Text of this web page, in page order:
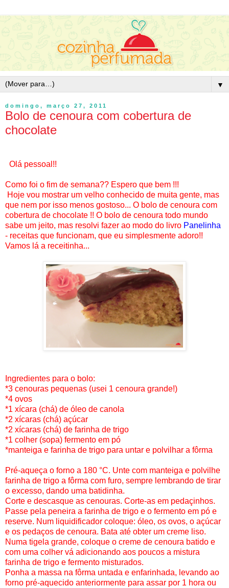
▼
domingo, março 27, 2011
Bolo de cenoura com cobertura de
chocolate
Olá pessoal!!
Como foi o fim de semana?? Espero que bem !!!
Hoje vou mostrar um velho conhecido de muita gente, mas
que nem por isso menos gostoso... O bolo de cenoura com
cobertura de chocolate !! O bolo de cenoura todo mundo
sabe um jeito, mas resolvi fazer ao modo do livro Panelinha
- receitas que funcionam, que eu simplesmente adoro!!
Vamos lá a receitinha...
Ingredientes para o bolo:
*3 cenouras pequenas (usei 1 cenoura grande!)
*4 ovos
*1 xícara (chá) de óleo de canola
*2 xícaras (chá) açúcar
*2 xícaras (chá) de farinha de trigo
*1 colher (sopa) fermento em pó
*manteiga e farinha de trigo para untar e polvilhar a fôrma
Pré-aqueça o forno a 180 °C. Unte com manteiga e polvilhe
farinha de trigo a fôrma com furo, sempre lembrando de tirar
o excesso, dando uma batidinha.
Corte e descasque as cenouras. Corte-as em pedaçinhos.
Passe pela peneira a farinha de trigo e o fermento em pó e
reserve. Num liquidificador coloque: óleo, os ovos, o açúcar
e os pedaços de cenoura. Bata até obter um creme liso.
Numa tigela grande, coloque o creme de cenoura batido e
com uma colher vá adicionando aos poucos a mistura
farinha de trigo e fermento misturados.
Ponha a massa na fôrma untada e enfarinhada, levando ao
forno pré-aquecido anteriormente para assar por 1 hora ou